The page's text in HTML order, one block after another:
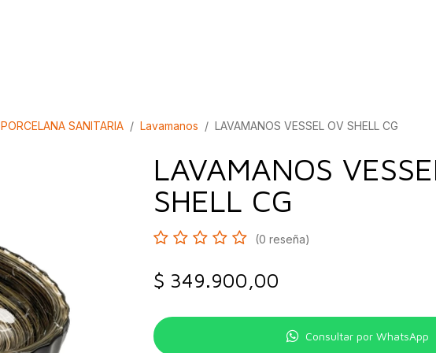
PORCELANA SANITARIA Lavamanos LAVAMANOS VESSEL OV SHELL CG
LAVAMANOS
SHELL CG
(0 reseña)
$ 349.900,00
Consultar por WhatsApp